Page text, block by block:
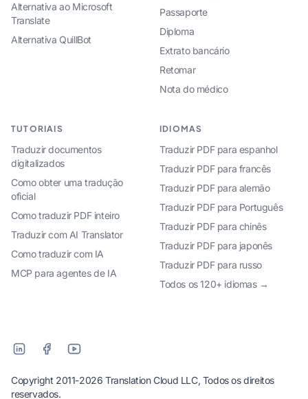
Alternativa ao Microsoft
Translate
Alternativa QuillBot
Passaporte
Diploma
Extrato bancário
Retomar
Nota do médico
TUTORIAIS
Traduzir documentos
digitalizados
Como obter uma tradução
oficial
Como traduzir PDF inteiro
Traduzir com AI Translator
Como traduzir com IA
MCP para agentes de IA
IDIOMAS
Traduzir PDF para espanhol
Traduzir PDF para francês
Traduzir PDF para alemão
Traduzir PDF para Português
Traduzir PDF para chinês
Traduzir PDF para japonês
Traduzir PDF para russo
Todos os 120+ idiomas →
Copyright 2011-2026 Translation Cloud LLC, Todos os direitos
reservados.